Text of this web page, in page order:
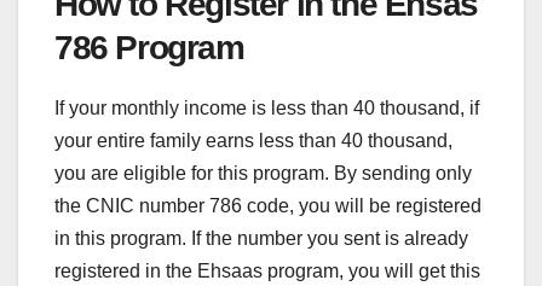
786 Program
If your monthly income is less than 40 thousand, if
your entire family earns less than 40 thousand,
you are eligible for this program. By sending only
the CNIC number 786 code, you will be registered
in this program. If the number you sent is already
registered in the Ehsaas program, you will get this